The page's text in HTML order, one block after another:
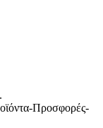
Προσφορές-